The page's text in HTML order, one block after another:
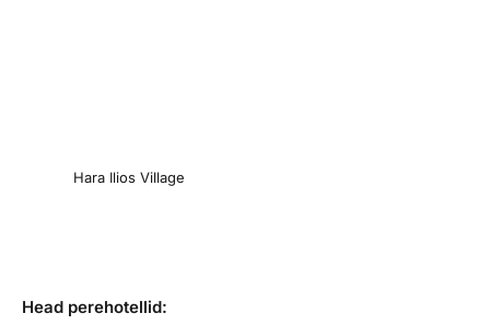
Hara Ilios Village
Head perehotellid: